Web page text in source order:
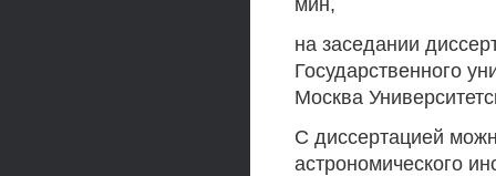
мин,
на заседании
Государственного
Москва
С диссертацией
астрономического